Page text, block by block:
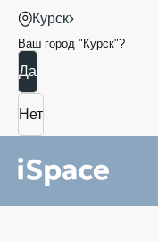
Курск
Ваш город " Курск"?